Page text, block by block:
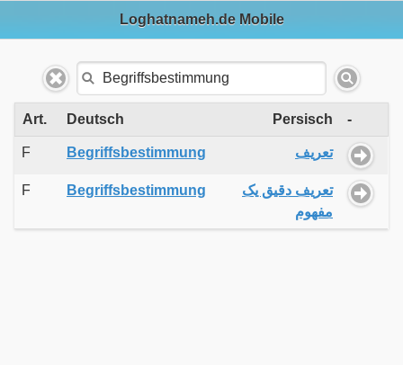
Loghatnameh.de Mobile
Art. Deutsch Persisch -
F Begriffsbestimmung تعریف
F Begriffsbestimmung
تعریف دقیق یک
مفهوم